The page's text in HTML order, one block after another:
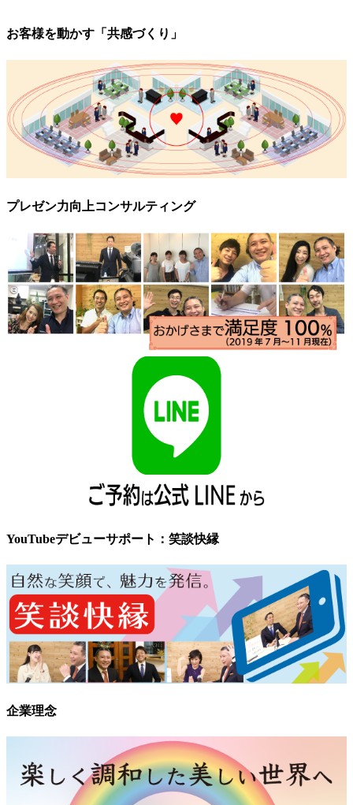
お客様を動かす「共感づくり」
プレゼン力向上コンサルティング
YouTubeデビューサポート：笑談快縁
企業理念